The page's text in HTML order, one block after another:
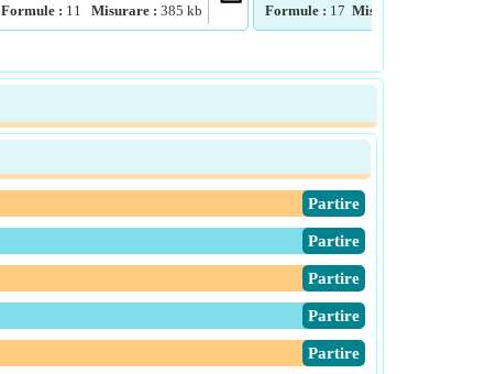
Formule : 11 Misurare : 385 kb Formule : 17 Misurare :
​Partire
​Partire
​Partire
​Partire
​Partire